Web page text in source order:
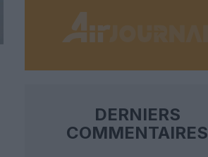
DERNIERS
COMMENTAIRES